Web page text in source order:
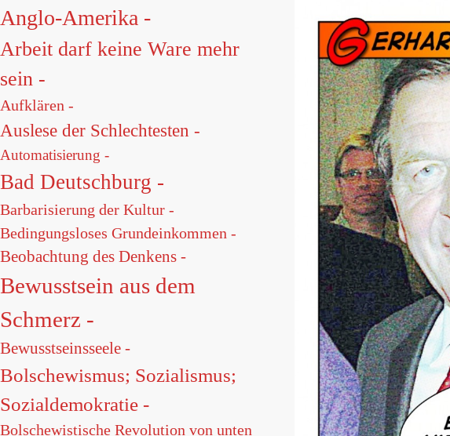
Anglo-Amerika -
Arbeit darf keine Ware mehr
sein -
Aufklären -
Auslese der Schlechtesten -
Automatisierung -
Bad Deutschburg -
Barbarisierung der Kultur -
Bedingungsloses Grundeinkommen -
Beobachtung des Denkens -
Bewusstsein aus dem
Schmerz -
Bewusstseinsseele -
Bolschewismus; Sozialismus;
Sozialdemokratie -
Bolschewistische Revolution von unten